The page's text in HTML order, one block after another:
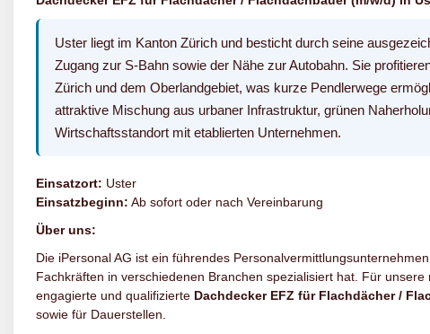
Uster liegt im Kanton Zürich und besticht durch seine
Zugang zur S-Bahn sowie der Nähe zur Autobahn. Sie
Zürich und dem Oberlandgebiet, was kurze Pendlerwege
attraktive Mischung aus urbaner Infrastruktur, grünen
Wirtschaftsstandort mit etablierten Unternehmen.
Einsatzort: Uster
Einsatzbeginn: Ab sofort oder nach Vereinbarung
Über uns:
Die iPersonal AG ist ein führendes
Fachkräften in verschiedenen Branchen spezialisiert hat. Für
engagierte und qualifizierte Dachdecker EFZ für Flachdächer /
sowie für Dauerstellen.